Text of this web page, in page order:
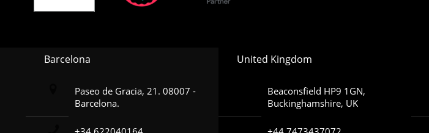
Barcelona
Paseo de Gracia, 21. 08007 -
Barcelona.
United Kingdom
Beaconsfield HP9 1GN,
Buckinghamshire, UK